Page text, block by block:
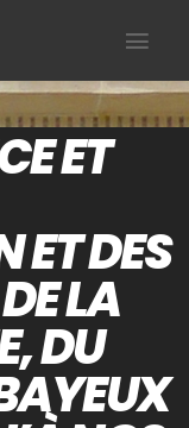
ET
ET DES
LA
DU